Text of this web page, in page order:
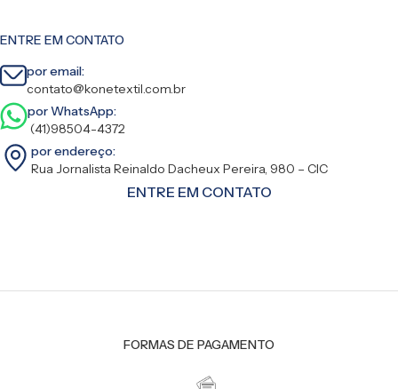
ENTRE EM CONTATO
por email:
contato@konetextil.com.br
por WhatsApp:
(41)98504-4372
por endereço:
Rua Jornalista Reinaldo Dacheux Pereira, 980 – CIC
ENTRE EM CONTATO
FORMAS DE PAGAMENTO